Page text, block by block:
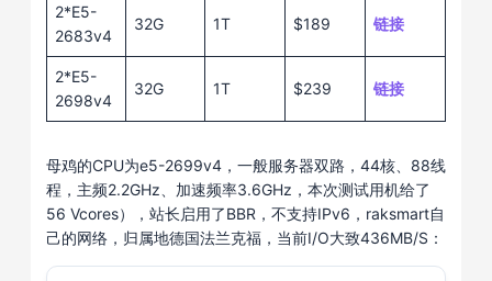
2*E5-
2683v4
32G 1T $189 链接
2*E5-
2698v4
32G 1T $239 链接
母鸡的CPU为e5-2699v4，一般服务器双路，44核、88线
程，主频2.2GHz、加速频率3.6GHz，本次测试用机给了
56 Vcores），站长启用了BBR，不支持IPv6，raksmart自
己的网络，归属地德国法兰克福，当前I/O大致436MB/S：